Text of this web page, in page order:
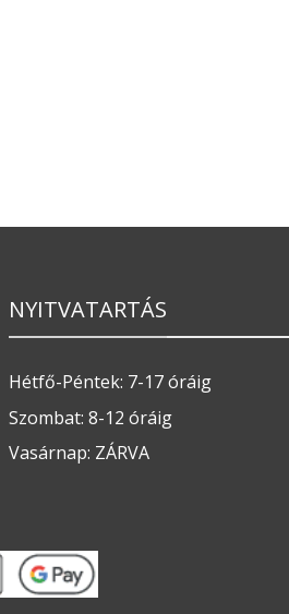
NYITVATARTÁS
Hétfő-Péntek: 7-17 óráig
Szombat: 8-12 óráig
Vasárnap: ZÁRVA